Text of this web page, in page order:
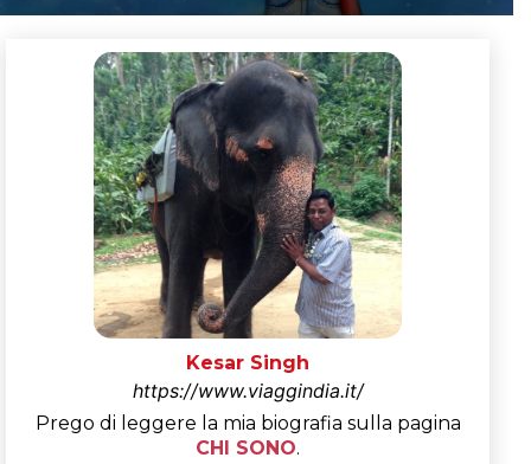
Kesar Singh
https://www.viaggindia.it/
Prego di leggere la mia biografia sulla pagina
CHI SONO.